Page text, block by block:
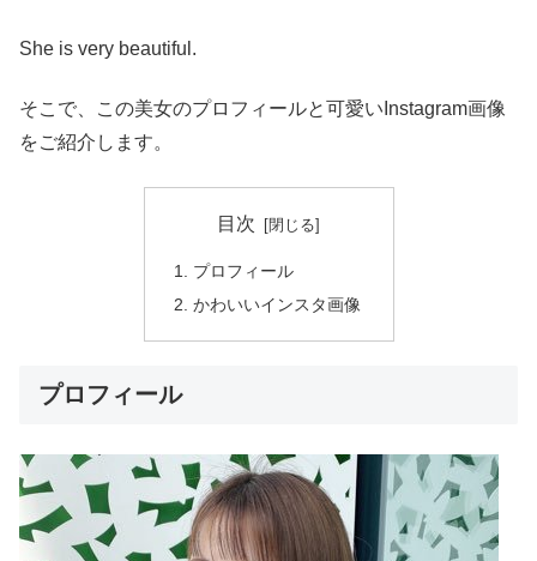
She is very beautiful.
そこで、この美女のプロフィールと可愛いInstagram画像
をご紹介します。
目次
プロフィール
かわいいインスタ画像
プロフィール